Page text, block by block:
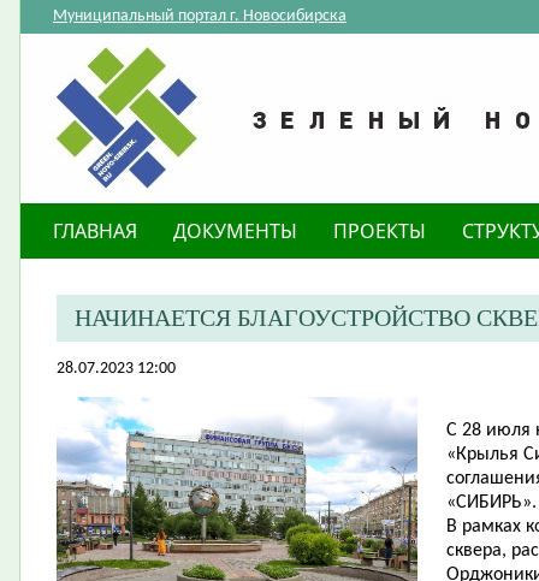
Муниципальный портал г. Новосибирска
ГЛАВНАЯ ДОКУМЕНТЫ ПРОЕКТЫ
НАЧИНАЕТСЯ БЛАГОУСТРОЙСТВО
28.07.2023 12:00
С 28 июля
«Крылья
«СИБИРЬ».
В рамках
сквера,